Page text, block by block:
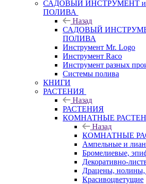
САДОВЫЙ ИНСТРУМЕНТ
ПОЛИВА
Назад
САДОВЫЙ
ПОЛИВА
Инструмент Mr. Logo
Инструмент Raco
Инструмент разных
Системы полива
КНИГИ
РАСТЕНИЯ
Назад
РАСТЕНИЯ
КОМНАТНЫЕ
Назад
КОМНАТНЫЕ
Ампельные и
Бромелиевые,
Декоративно-
Драцены,
Красивоцветущие